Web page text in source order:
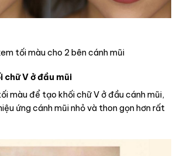
tối màu cho 2 bên cánh mũi
chữ V ở đầu mũi
màu để tạo khối chữ V ở đầu cánh mũi,
ứng cánh mũi nhỏ và thon gọn hơn rất